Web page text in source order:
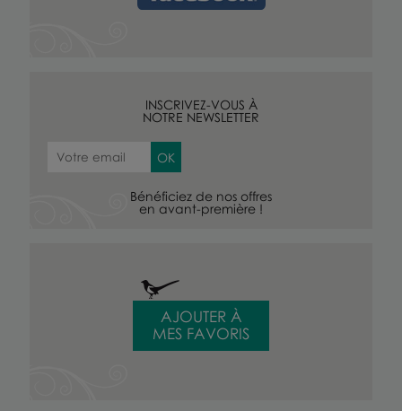
INSCRIVEZ-VOUS À
NOTRE NEWSLETTER
Bénéficiez de nos offres
en avant-première !
AJOUTER À
MES FAVORIS